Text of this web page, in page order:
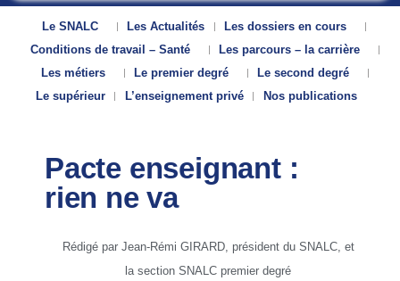
Le SNALC Les Actualités
Les dossiers en cours
Conditions de travail – Santé
Les parcours – la carrière
Les métiers
Le premier degré
Le second degré
Le supérieur
L’enseignement privé Nos publications
Pacte enseignant :
rien ne va
Rédigé par Jean-Rémi GIRARD, président du SNALC, et
la section SNALC premier degré